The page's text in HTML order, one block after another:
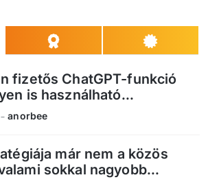
fizetős ChatGPT-funkció
is használható...
anorbee
már nem a közös
sokkal nagyobb...